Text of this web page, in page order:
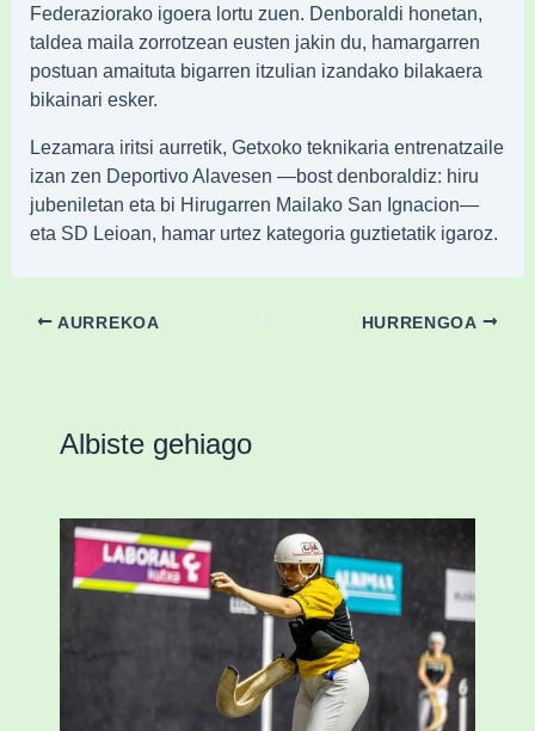
Federaziorako igoera lortu zuen. Denboraldi honetan,
taldea maila zorrotzean eusten jakin du, hamargarren
postuan amaituta bigarren itzulian izandako bilakaera
bikainari esker.
Lezamara iritsi aurretik, Getxoko teknikaria entrenatzaile
izan zen Deportivo Alavesen —bost denboraldiz: hiru
jubeniletan eta bi Hirugarren Mailako San Ignacion—
eta SD Leioan, hamar urtez kategoria guztietatik igaroz.
AURREKOA HURRENGOA
Albiste gehiago
Astelehenean Durangon jokatuko den